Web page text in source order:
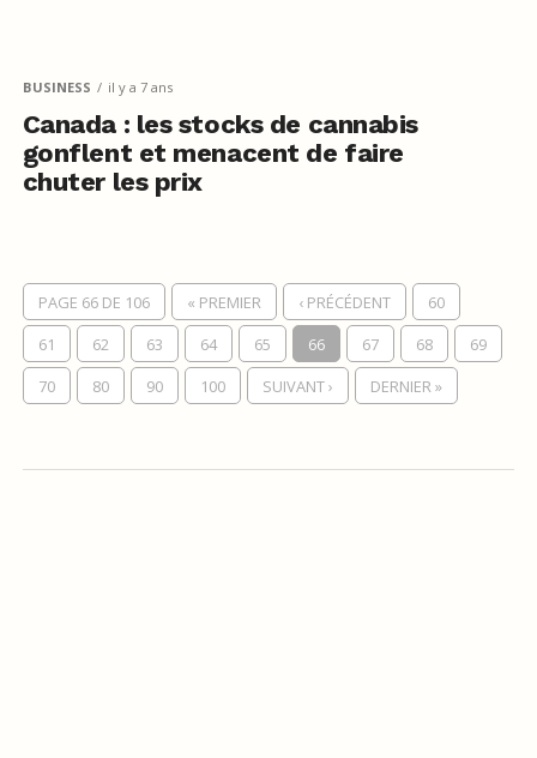
BUSINESS il y a 7 ans
Canada : les stocks de cannabis
gonflent et menacent de faire
chuter les prix
PAGE 66 DE 106 « PREMIER ‹ PRÉCÉDENT
60
61
62 63 64 65 66 67 68
69
70
80 90 100 SUIVANT › DERNIER »